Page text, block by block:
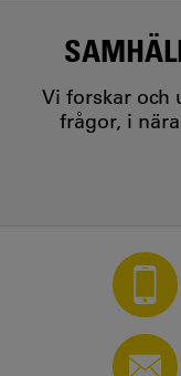
Vi forskar och
frågor, i